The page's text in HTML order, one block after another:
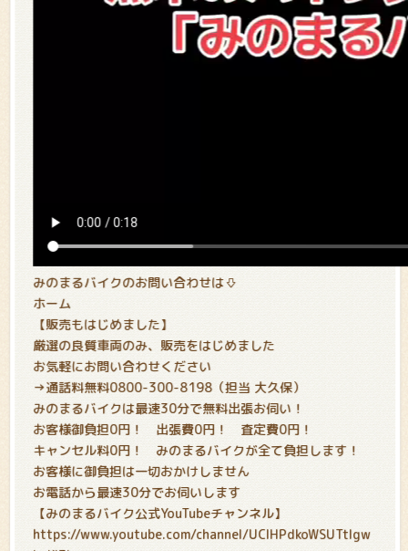
みのまるバイクのお問い合わせは⇩
ホーム
【販売もはじめました】
厳選の良質車両のみ、販売をはじめました
お気軽にお問い合わせください
→通話料無料0800-300-8198（担当 大久保）
みのまるバイクは最速30分で無料出張お伺い！
お客様御負担0円！ 出張費0円！ 査定費0円！
キャンセル料0円！ みのまるバイクが全て負担します！
お客様に御負担は一切おかけしません
お電話から最速30分でお伺いします
【みのまるバイク公式YouTubeチャンネル】
https://www.youtube.com/channel/UCIHPdkoWSUTtIgw